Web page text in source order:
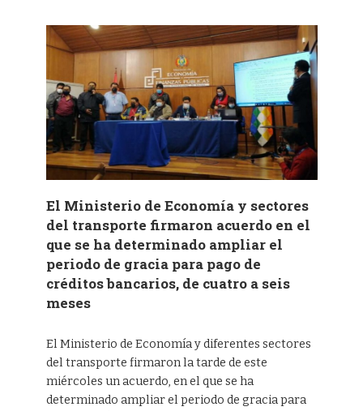
El Ministerio de Economía y sectores
del transporte firmaron acuerdo en el
que se ha determinado ampliar el
periodo de gracia para pago de
créditos bancarios, de cuatro a seis
meses
El Ministerio de Economía y diferentes sectores
del transporte firmaron la tarde de este
miércoles un acuerdo, en el que se ha
determinado ampliar el periodo de gracia para